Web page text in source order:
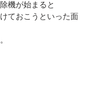
機が始まると
ておこうといった面